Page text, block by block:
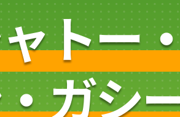
トー
ガシ